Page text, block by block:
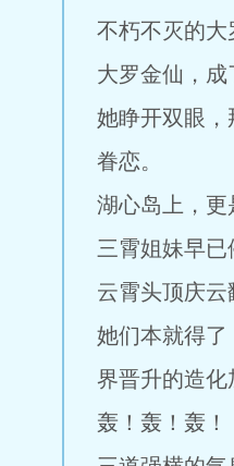
不朽不灭的大
大罗金仙，成
她睁开双眼
眷恋。
湖心岛上，更
三霄姐妹早已
云霄头顶庆云
她们本就得
界晋升的造化
轰！轰！轰！